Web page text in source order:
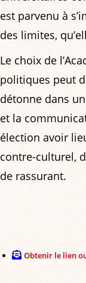
est parvenu à
des limites,
Le choix de
politiques peut
détonne dans
et la
élection avoir
contre-culturel,
de rassurant.
Obtenir le lien